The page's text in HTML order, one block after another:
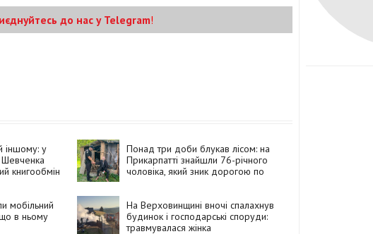
до нас у Telegram!
іншому: у
Шевченка
книгообмін
Понад три доби блукав лісом: на
Прикарпатті знайшли 76-річного
чоловіка, який зник дорогою по
мобільний
в ньому
На Верховинщині вночі спалахнув
будинок і господарські споруди:
травмувалася жінка